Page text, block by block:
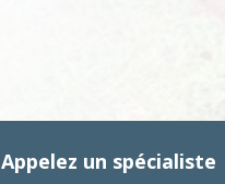
Appelez un spécialiste